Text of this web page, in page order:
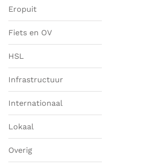
Eropuit
Fiets en OV
HSL
Infrastructuur
Internationaal
Lokaal
Overig